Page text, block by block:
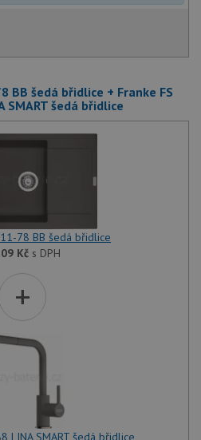
BB šedá břidlice + Franke FS
SMART šedá břidlice
78 BB šedá břidlice
Kčs DPH
+
LINA SMART šedá břidlice